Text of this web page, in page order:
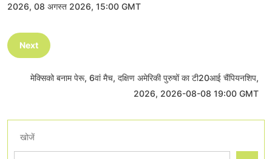
2026, 08 अगस्त 2026, 15:00 GMT
Next
मेक्सिको बनाम पेरू, 6वां मैच, दक्षिण अमेरिकी पुरुषों का टी20आई चैंपियनशिप,
2026, 2026-08-08 19:00 GMT
खोजें